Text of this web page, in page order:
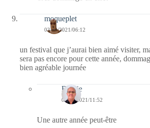
moqueplet
03/12/2021/06:12
un festival que j’aurai bien aimé visiter,
sera pas encore pour cette année,
bien agréable journée
Bernie
04/12/2021/11:52
Une autre année peut-être